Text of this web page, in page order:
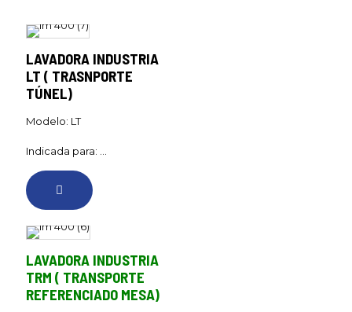
LAVADORA INDUSTRIA
LT ( TRASNPORTE
TÚNEL)
Modelo: LT
Indicada para: ...
LAVADORA INDUSTRIA
TRM ( TRANSPORTE
REFERENCIADO MESA)